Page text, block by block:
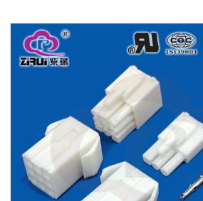
查看